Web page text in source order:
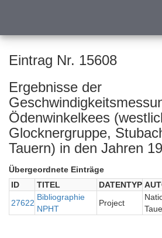
Eintrag Nr. 15608
Ergebnisse der
Ödenwinkelkees
Glocknergruppe,
Tauern) in den Jahren
Übergeordnete Einträge
ID
TITEL DATENTYP
27622
Bibliographie
NPHT
Project